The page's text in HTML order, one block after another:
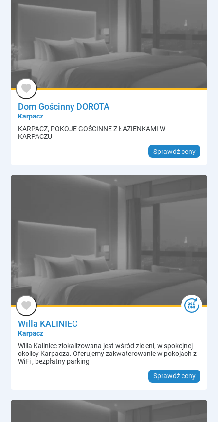
Dom Gościnny DOROTA
Karpacz
KARPACZ, POKOJE GOŚCINNE Z ŁAZIENKAMI W
KARPACZU
Sprawdź ceny
Willa KALINIEC
Karpacz
Willa Kaliniec zlokalizowana jest wśród zieleni, w spokojnej
okolicy Karpacza. Oferujemy zakwaterowanie w pokojach z
WiFi , bezpłatny parking
Sprawdź ceny